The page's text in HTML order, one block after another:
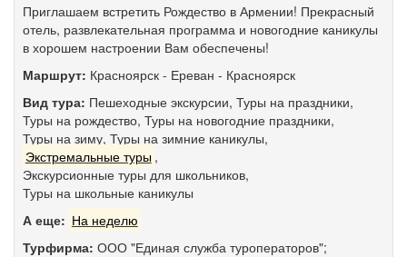
Приглашаем встретить Рождество в Армении! Прекрасный
отель, развлекательная программа и новогодние каникулы
в хорошем настроении Вам обеспечены!
Маршрут: Красноярск - Ереван - Красноярск
Вид тура: Пешеходные экскурсии, Туры на праздники,
Туры на рождество, Туры на новогодние праздники,
Туры на зиму, Туры на зимние каникулы,
Экстремальные туры ,
Экскурсионные туры для школьников,
Туры на школьные каникулы
А еще: На неделю
Турфирма: ООО "Единая служба туроператоров";